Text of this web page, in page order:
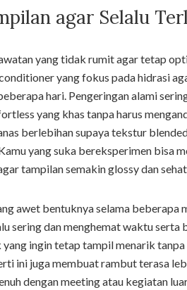
agar Selalu
yang tidak rumit agar tetap
yang fokus pada hidrasi
hari. Pengeringan alami
yang khas tanpa harus
berlebihan supaya tekstur
yang suka bereksperimen bisa
tampilan semakin glossy dan
awet bentuknya selama beberapa
sering dan menghemat waktu serta
yang ingin tetap tampil menarik
ini juga membuat rambut terasa
dengan meeting atau kegiatan